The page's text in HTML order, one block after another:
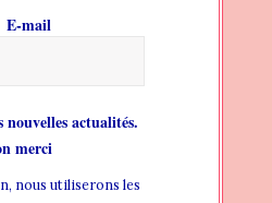
E-mail
nouvelles actualités.
merci
nous utiliserons les